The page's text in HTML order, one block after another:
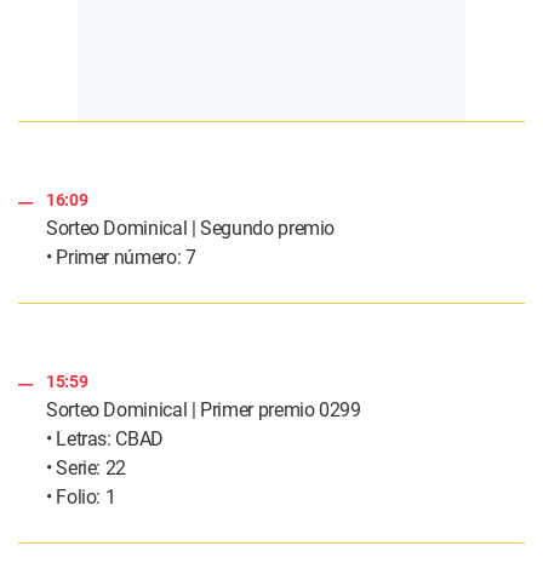
16:09
Sorteo Dominical | Segundo premio
• Primer número: 7
15:59
Sorteo Dominical | Primer premio 0299
• Letras: CBAD
• Serie: 22
• Folio: 1